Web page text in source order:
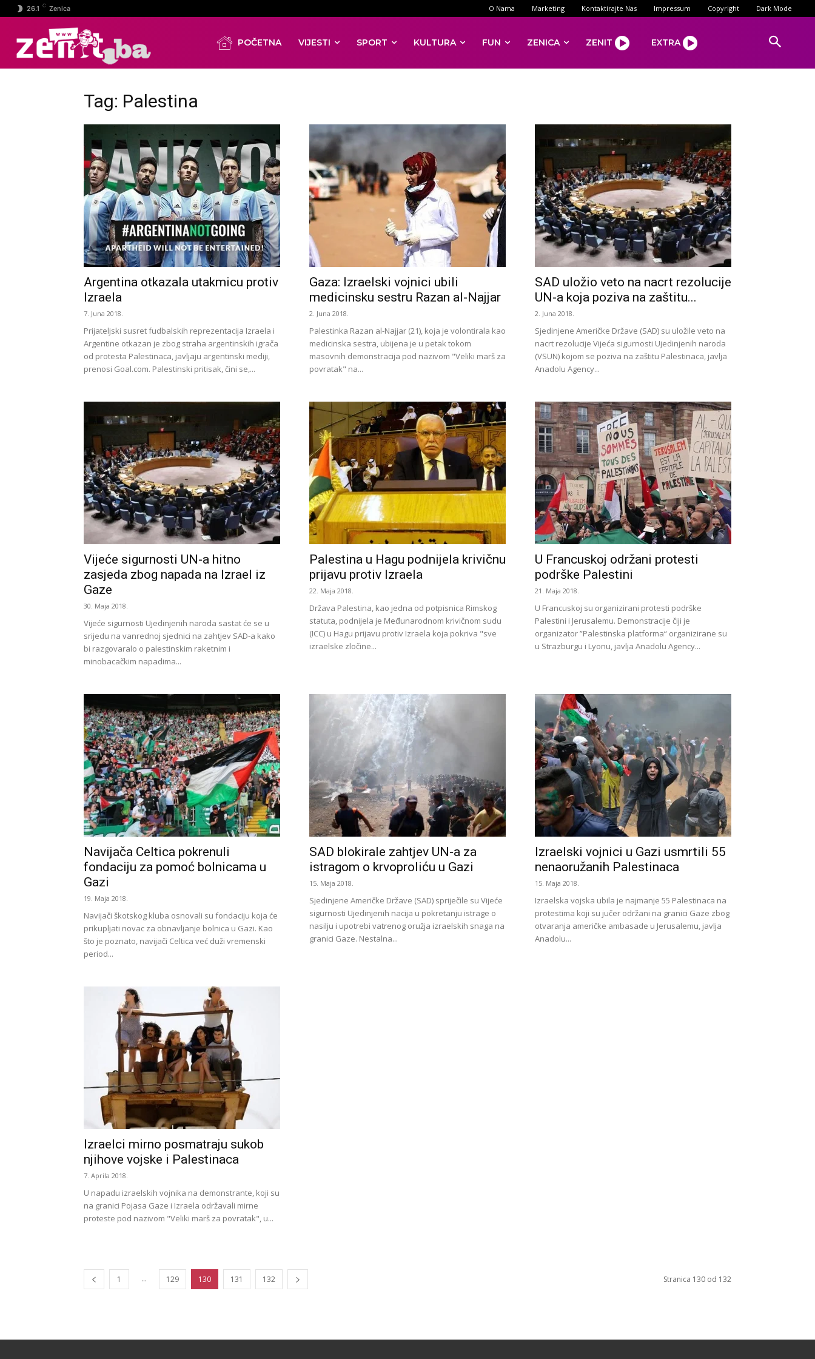
26.1 C Zenica O Nama Marketing Kontaktirajte Nas Impressum Copyright Dark Mode
POČETNA VIJESTI SPORT KULTURA FUN ZENICA ZENIT EXTRA
Tag: Palestina
Argentina otkazala utakmicu protiv
Izraela
7. Juna 2018.
Prijateljski susret fudbalskih reprezentacija Izraela i
Argentine otkazan je zbog straha argentinskih igrača
od protesta Palestinaca, javljaju argentinski mediji,
prenosi Goal.com. Palestinski pritisak, čini se,...
Gaza: Izraelski vojnici ubili
medicinsku sestru Razan al-Najjar
2. Juna 2018.
Palestinka Razan al-Najjar (21), koja je volontirala kao
medicinska sestra, ubijena je u petak tokom
masovnih demonstracija pod nazivom "Veliki marš za
povratak" na...
SAD uložio veto na nacrt rezolucije
UN-a koja poziva na zaštitu...
2. Juna 2018.
Sjedinjene Američke Države (SAD) su uložile veto na
nacrt rezolucije Vijeća sigurnosti Ujedinjenih naroda
(VSUN) kojom se poziva na zaštitu Palestinaca, javlja
Anadolu Agency...
Vijeće sigurnosti UN-a hitno
zasjeda zbog napada na Izrael iz
Gaze
30. Maja 2018.
Vijeće sigurnosti Ujedinjenih naroda sastat će se u
srijedu na vanrednoj sjednici na zahtjev SAD-a kako
bi razgovaralo o palestinskim raketnim i
minobacačkim napadima...
Palestina u Hagu podnijela krivičnu
prijavu protiv Izraela
22. Maja 2018.
Država Palestina, kao jedna od potpisnica Rimskog
statuta, podnijela je Međunarodnom krivičnom sudu
(ICC) u Hagu prijavu protiv Izraela koja pokriva "sve
izraelske zločine...
U Francuskoj održani protesti
podrške Palestini
21. Maja 2018.
U Francuskoj su organizirani protesti podrške
Palestini i Jerusalemu. Demonstracije čiji je
organizator ”Palestinska platforma“ organizirane su
u Strazburgu i Lyonu, javlja Anadolu Agency...
Navijača Celtica pokrenuli
fondaciju za pomoć bolnicama u
Gazi
19. Maja 2018.
Navijači škotskog kluba osnovali su fondaciju koja će
prikupljati novac za obnavljanje bolnica u Gazi. Kao
što je poznato, navijači Celtica već duži vremenski
period...
SAD blokirale zahtjev UN-a za
istragom o krvoproliću u Gazi
15. Maja 2018.
Sjedinjene Američke Države (SAD) spriječile su Vijeće
sigurnosti Ujedinjenih nacija u pokretanju istrage o
nasilju i upotrebi vatrenog oružja izraelskih snaga na
granici Gaze. Nestalna...
Izraelski vojnici u Gazi usmrtili 55
nenaoružanih Palestinaca
15. Maja 2018.
Izraelska vojska ubila je najmanje 55 Palestinaca na
protestima koji su jučer održani na granici Gaze zbog
otvaranja američke ambasade u Jerusalemu, javlja
Anadolu...
Izraelci mirno posmatraju sukob
njihove vojske i Palestinaca
7. Aprila 2018.
U napadu izraelskih vojnika na demonstrante, koji su
na granici Pojasa Gaze i Izraela održavali mirne
proteste pod nazivom "Veliki marš za povratak", u...
1 ... 129 130 131 132 Stranica 130 od 132